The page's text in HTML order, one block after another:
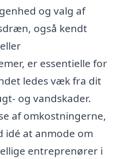
og valg af
også kendt
er essentielle for
ledes væk fra dit
og vandskader.
af omkostningerne,
idé at anmode om
entreprenører i